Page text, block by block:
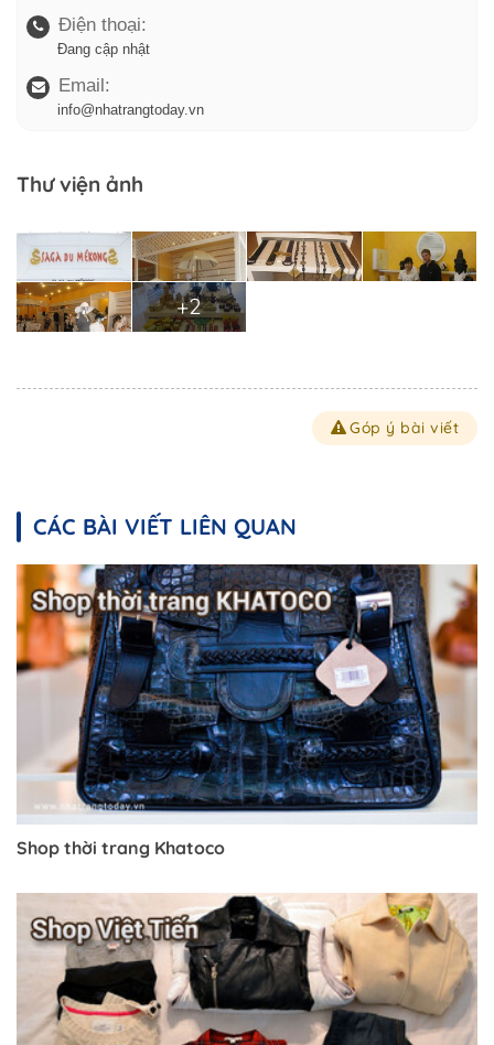
Điện thoại:
Đang cập nhật
Email:
info@nhatrangtoday.vn
Thư viện ảnh
+2
Góp ý bài viết
CÁC BÀI VIẾT LIÊN QUAN
Shop thời trang Khatoco